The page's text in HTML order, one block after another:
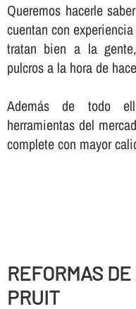
Queremos hacerle
cuentan con
tratan bien a la
pulcros a la hora de
Además de todo
herramientas del
complete con mayor
REFORMAS
PRUIT